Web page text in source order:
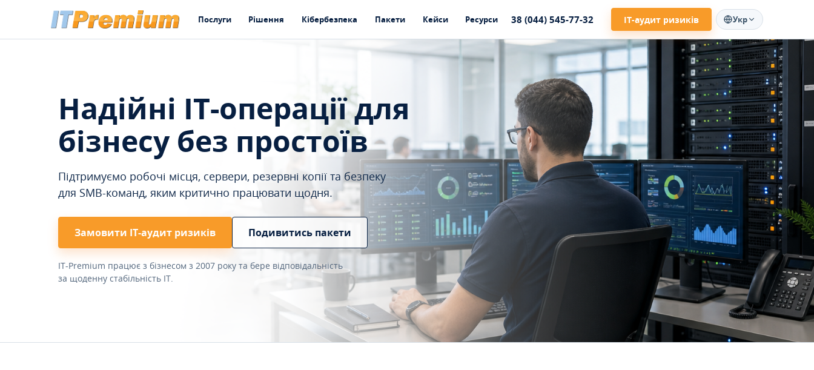
Послуги Рішення Кібербезпека Пакети Кейси Ресурси 38 (044) 545-77-32 ІТ-аудит ризиків Укр
Надійні IT-операції для
бізнесу без простоїв
Підтримуємо робочі місця, сервери, резервні копії та безпеку
для SMB-команд, яким критично працювати щодня.
Замовити ІТ-аудит ризиків Подивитись пакети
IT-Premium працює з бізнесом з 2007 року та бере відповідальність
за щоденну стабільність IT.